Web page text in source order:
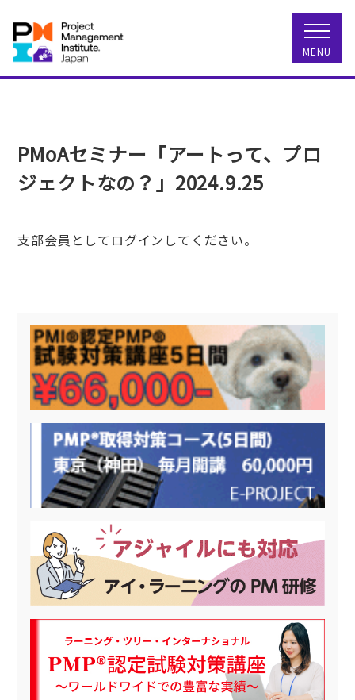
一般社団法人 PMI
MENU
PMoAセミナー「アートって、プロ
ジェクトなの？」2024.9.25
支部会員としてログインしてください。